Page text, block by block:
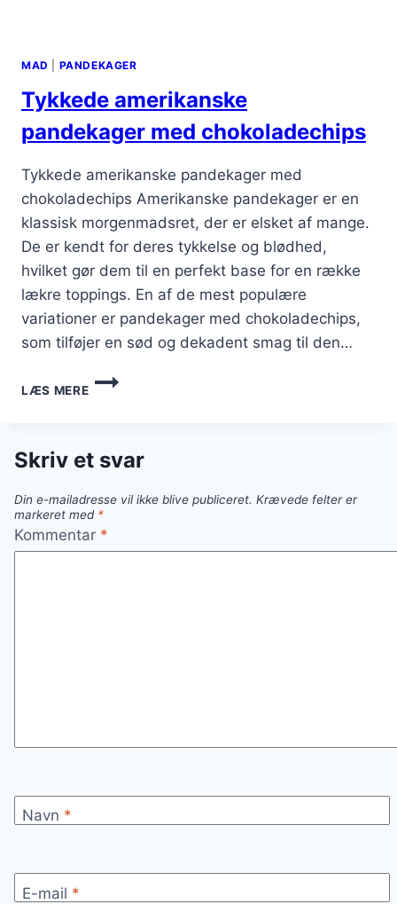
MAD PANDEKAGER
Tykkede amerikanske
pandekager med chokoladechips
Tykkede amerikanske pandekager med
chokoladechips Amerikanske pandekager er en
klassisk morgenmadsret, der er elsket af mange.
De er kendt for deres tykkelse og blødhed,
hvilket gør dem til en perfekt base for en række
lækre toppings. En af de mest populære
variationer er pandekager med chokoladechips,
som tilføjer en sød og dekadent smag til den…
LÆS MERE
TYKKEDE
AMERIKANSKE
CHOKOLADECHIPS
Skriv et svar
Din e-mailadresse vil ikke blive publiceret. Krævede felter er
markeret med *
Kommentar *
Navn *
E-mail *